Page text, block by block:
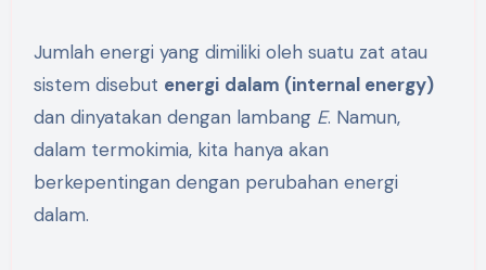
Jumlah energi yang dimiliki oleh suatu zat atau
sistem disebut energi dalam (internal energy)
dan dinyatakan dengan lambang E. Namun,
dalam termokimia, kita hanya akan
berkepentingan dengan perubahan energi
dalam.